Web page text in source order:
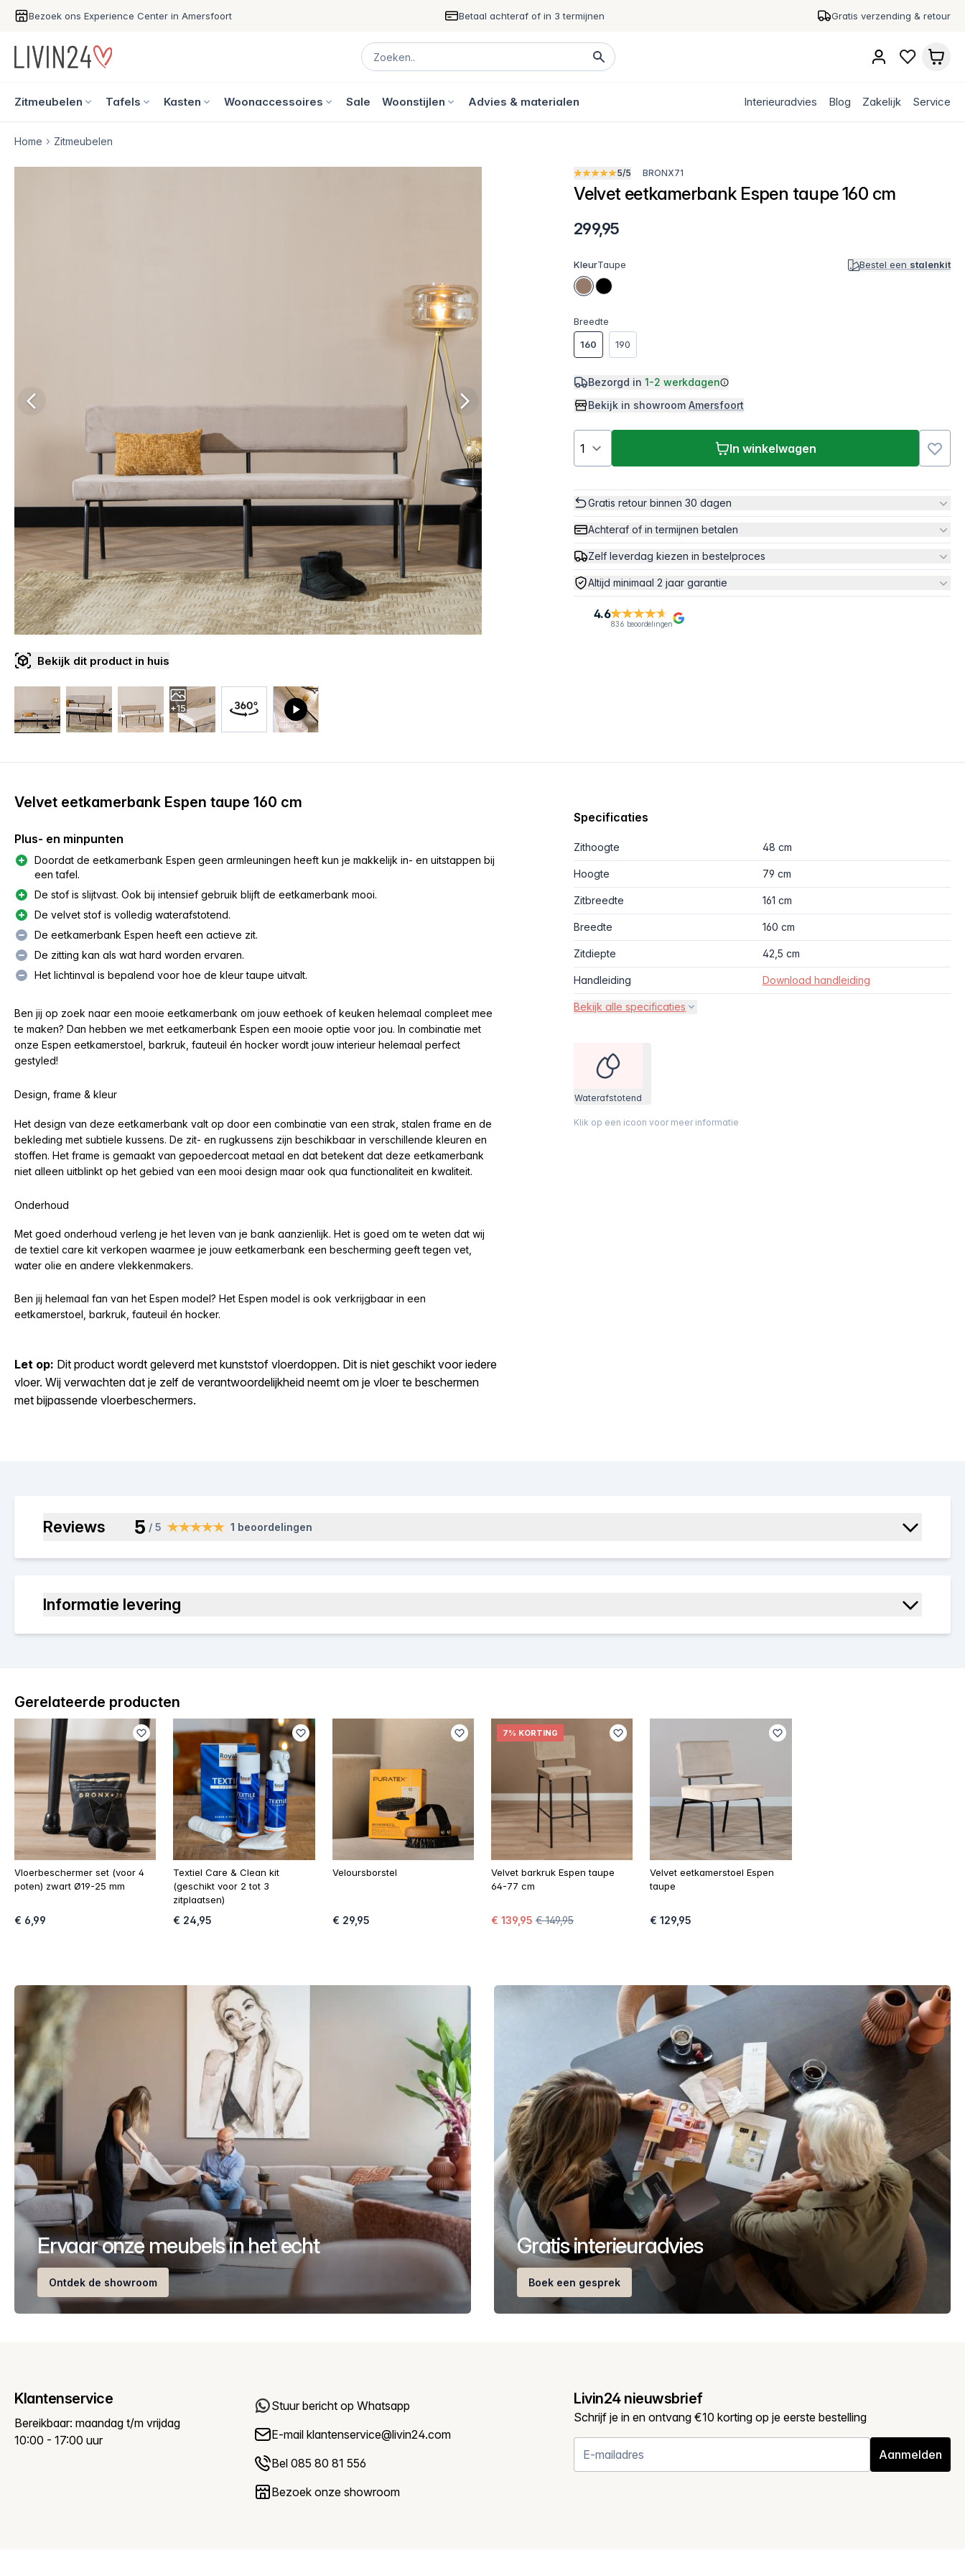
Bezoek ons Experience Center in Amersfoort Betaal achteraf of in 3 termijnen Gratis verzending & retour
Zitmeubelen Tafels Kasten Woonaccessoires Sale Woonstijlen Advies & materialen Interieuradvies Blog Zakelijk Service
Home Zitmeubelen
Bekijk dit product in huis
+15
5/5 BRONX71
Velvet eetkamerbank Espen taupe 160 cm
299,95
KleurTaupe Bestel een stalenkit
Breedte
160
190
Bezorgd in 1-2 werkdagen
Bekijk in showroomAmersfoort
In winkelwagen
Gratis retour binnen 30 dagen
Achteraf of in termijnen betalen
Zelf leverdag kiezen in bestelproces
Altijd minimaal 2 jaar garantie
4.6
836 beoordelingen
Velvet eetkamerbank Espen taupe 160 cm
Plus- en minpunten
Doordat de eetkamerbank Espen geen armleuningen heeft kun je makkelijk in- en uitstappen bij
een tafel.
De stof is slijtvast. Ook bij intensief gebruik blijft de eetkamerbank mooi.
De velvet stof is volledig waterafstotend.
De eetkamerbank Espen heeft een actieve zit.
De zitting kan als wat hard worden ervaren.
Het lichtinval is bepalend voor hoe de kleur taupe uitvalt.
Ben jij op zoek naar een mooie eetkamerbank om jouw eethoek of keuken helemaal compleet mee
te maken? Dan hebben we met eetkamerbank Espen een mooie optie voor jou. In combinatie met
onze Espen eetkamerstoel, barkruk, fauteuil én hocker wordt jouw interieur helemaal perfect
gestyled!
Design, frame & kleur
Het design van deze eetkamerbank valt op door een combinatie van een strak, stalen frame en de
bekleding met subtiele kussens. De zit- en rugkussens zijn beschikbaar in verschillende kleuren en
stoffen. Het frame is gemaakt van gepoedercoat metaal en dat betekent dat deze eetkamerbank
niet alleen uitblinkt op het gebied van een mooi design maar ook qua functionaliteit en kwaliteit.
Onderhoud
Met goed onderhoud verleng je het leven van je bank aanzienlijk. Het is goed om te weten dat wij
de textiel care kit verkopen waarmee je jouw eetkamerbank een bescherming geeft tegen vet,
water olie en andere vlekkenmakers.
Ben jij helemaal fan van het Espen model? Het Espen model is ook verkrijgbaar in een
eetkamerstoel, barkruk, fauteuil én hocker.
Let op: Dit product wordt geleverd met kunststof vloerdoppen. Dit is niet geschikt voor iedere
vloer. Wij verwachten dat je zelf de verantwoordelijkheid neemt om je vloer te beschermen
met bijpassende vloerbeschermers.
Specificaties
Zithoogte 48 cm
Hoogte 79 cm
Zitbreedte 161 cm
Breedte 160 cm
Zitdiepte 42,5 cm
Handleiding Download handleiding
Bekijk alle specificaties
Waterafstotend
Klik op een icoon voor meer informatie
Reviews 5 / 5 1 beoordelingen
Informatie levering
Gerelateerde producten
Vloerbeschermer set (voor 4
poten) zwart Ø19-25 mm
€ 6,99
Textiel Care & Clean kit
(geschikt voor 2 tot 3
zitplaatsen)
€ 24,95
Veloursborstel
€ 29,95
7% KORTING
Velvet barkruk Espen taupe
64-77 cm
€ 139,95 € 149,95
Velvet eetkamerstoel Espen
taupe
€ 129,95
Ervaar onze meubels in het echt
Ontdek de showroom
Gratis interieuradvies
Boek een gesprek
Klantenservice
Bereikbaar: maandag t/m vrijdag
10:00 - 17:00 uur
Stuur bericht op Whatsapp
E-mail klantenservice@livin24.com
Bel 085 80 81 556
Bezoek onze showroom
Livin24 nieuwsbrief
Schrijf je in en ontvang €10 korting op je eerste bestelling
Aanmelden